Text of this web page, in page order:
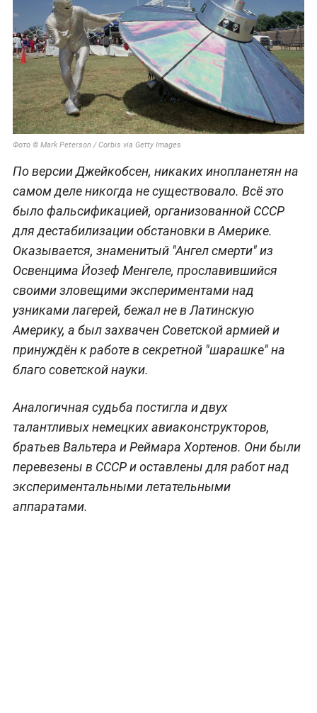
Фото © Mark Peterson / Corbis via Getty Images
По версии Джейкобсен, никаких инопланетян на
самом деле никогда не существовало. Всё это
было фальсификацией, организованной СССР
для дестабилизации обстановки в Америке.
Оказывается, знаменитый "Ангел смерти" из
Освенцима Йозеф Менгеле, прославившийся
своими зловещими экспериментами над
узниками лагерей, бежал не в Латинскую
Америку, а был захвачен Советской армией и
принуждён к работе в секретной "шарашке" на
благо советской науки.
Аналогичная судьба постигла и двух
талантливых немецких авиаконструкторов,
братьев Вальтера и Реймара Хортенов. Они были
перевезены в СССР и оставлены для работ над
экспериментальными летательными
аппаратами.